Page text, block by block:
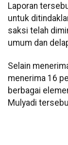
Laporan
untuk
saksi telah
umum dan
Selain
menerima 16
berbagai
Mulyadi